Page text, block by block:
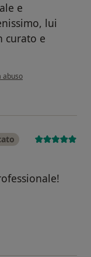
e
lui
curato e
l'opinione dell'utente viola
abuso
dell'utente Giada